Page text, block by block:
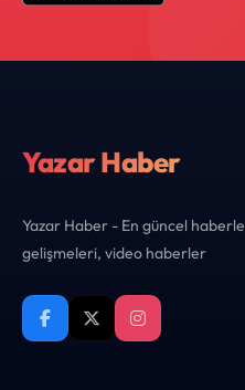
Yazar Haber
Yazar Haber - En güncel
gelişmeleri, video haberler